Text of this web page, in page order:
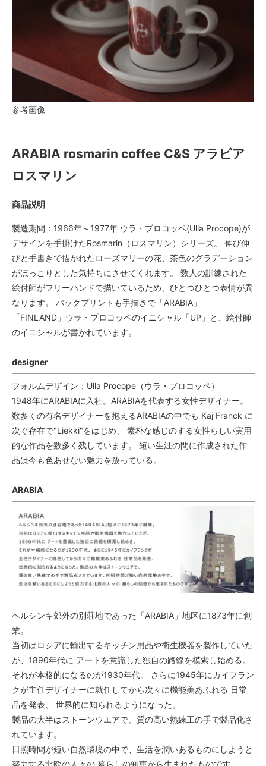
参考画像
ARABIA rosmarin coffee C&S アラビア
ロスマリン
商品説明
製造期間：1966年～1977年 ウラ・プロコッペ(Ulla Procope)が
デザインを手掛けたRosmarin（ロスマリン）シリーズ。 伸び伸
びと手書きで描かれたローズマリーの花、茶色のグラデーション
がほっこりとした気持ちにさせてくれます。 数人の訓練された
絵付師がフリーハンドで描いているため、ひとつひとつ表情が異
なります。 バックプリントも手描きで「ARABIA」
「FINLAND」ウラ・プロコッペのイニシャル「UP」と、絵付師
のイニシャルが書かれています。
designer
フォルムデザイン：Ulla Procope（ウラ・プロコッペ）
1948年にARABIAに入社。ARABIAを代表する女性デザイナー。
数多くの有名デザイナーを抱えるARABIAの中でも Kaj Franck に
次ぐ存在で"Liekki"をはじめ、 素朴な感じのする女性らしい実用
的な作品を数多く残しています。 短い生涯の間に作成された作
品は今も色あせない魅力を放っている。
ARABIA
ヘルシンキ郊外の別荘地であった「ARABIA」地区に1873年に創
業。
当初はロシアに輸出するキッチン用品や衛生機器を製作していた
が、1890年代に アートを意識した独自の路線を模索し始める。
それが本格的になるのが1930年代。 さらに1945年にカイフラン
クが主任デザイナーに就任してから次々に機能美あふれる 日常
品を発表、 世界的に知られるようになった。
製品の大半はストーンウエアで、質の高い熟練工の手で製品化さ
れています。
日照時間が短い自然環境の中で、生活を潤いあるものにしようと
努力する北欧の人々の 暮らしの知恵から生まれたものです。